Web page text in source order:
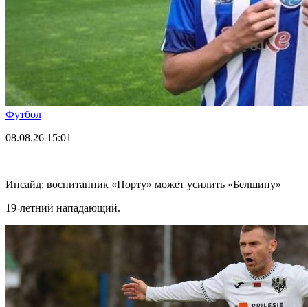
Футбол
08.08.26 15:01
Инсайд: воспитанник «Порту» может усилить «Белшину»
19-летний нападающий.